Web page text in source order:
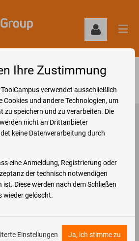
Hoffmann Group
Hoffmann
Interesse an unserer Plattform
Der Schutz Ihrer Privatsphäre
Die Hoffmann Group versteht es als
Verantwortung, dem
wir bei der Verarbeitung Ihrer
Ihre Zustimmung
verwendet ausschließlich
und andere Technologien, um
zu speichern und zu verarbeiten. Die
nicht an Drittanbieter
keine Datenverarbeitung durch
eine Anmeldung, Registrierung oder
der technisch notwendigen
Diese werden nach dem Schließen
wieder gelöscht.
Einstellungen Ja, ich stimme zu